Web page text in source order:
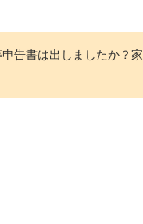
告書は出しましたか？